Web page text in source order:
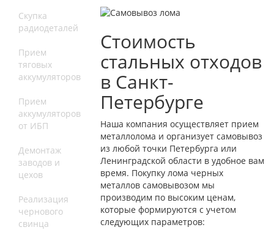
Скупка
радиодеталей
Прием
тяговых
аккумуляторов
Прием
аккумуляторов
от ИБП
Демонтаж
заводов и
цехов
Реализация
чернового
свинца
Стоимость
стальных отходов
в Санкт-
Петербурге
Наша компания осуществляет прием
металлолома и организует самовывоз
из любой точки Петербурга или
Ленинградской области в удобное вам
время. Покупку лома черных
металлов самовывозом мы
производим по высоким ценам,
которые формируются с учетом
следующих параметров: